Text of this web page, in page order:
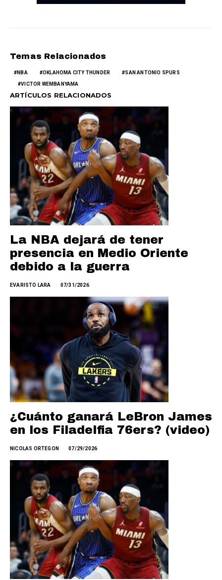
Temas Relacionados
NBA OKLAHOMA CITY THUNDER SAN ANTONIO SPURS
VICTOR WEMBANYAMA
ARTÍCULOS RELACIONADOS
La NBA dejará de tener
presencia en Medio Oriente
debido a la guerra
EVARISTO LARA 07/31/2026
¿Cuánto ganará LeBron James
en los Filadelfia 76ers? (video)
NICOLAS ORTEGON 07/29/2026